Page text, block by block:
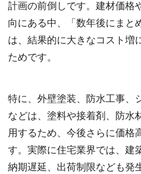
計画の前倒しです。建材価格
向にある中、「数年後にまと
は、結果的に大きなコスト増
ためです。
特に、外壁塗装、防水工事、
などは、塗料や接着剤、防水
用するため、今後さらに価格
す。実際に住宅業界では、建
納期遅延、出荷制限なども発